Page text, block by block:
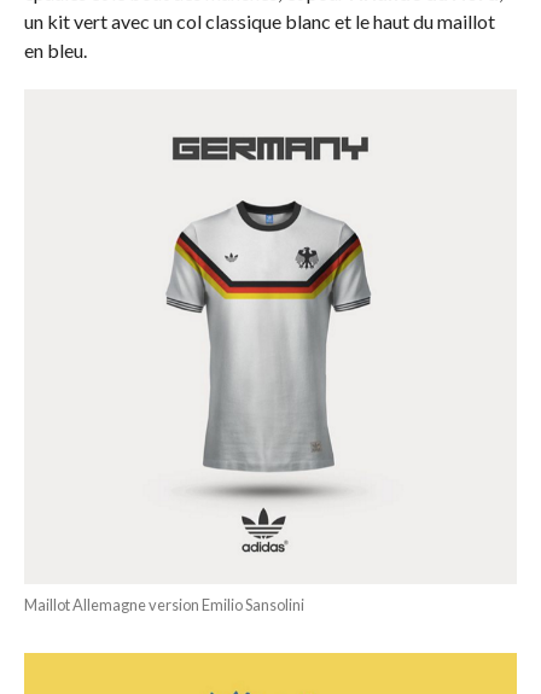
un kit vert avec un col classique blanc et le haut du maillot
en bleu.
Maillot Allemagne version Emilio Sansolini